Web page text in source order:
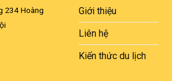
234 Hoàng
Giới thiệu
Liên hệ
Kiến thức du lịch